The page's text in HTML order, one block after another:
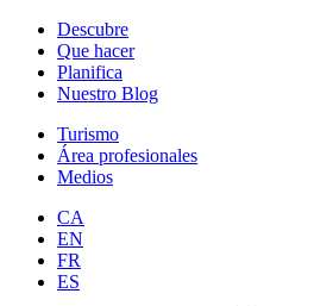
Descubre
Que hacer
Planifica
Nuestro Blog
Turismo
Área profesionales
Medios
CA
EN
FR
ES